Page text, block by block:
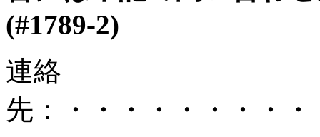
(#1789-2)
連絡
先：・・・・・・・・